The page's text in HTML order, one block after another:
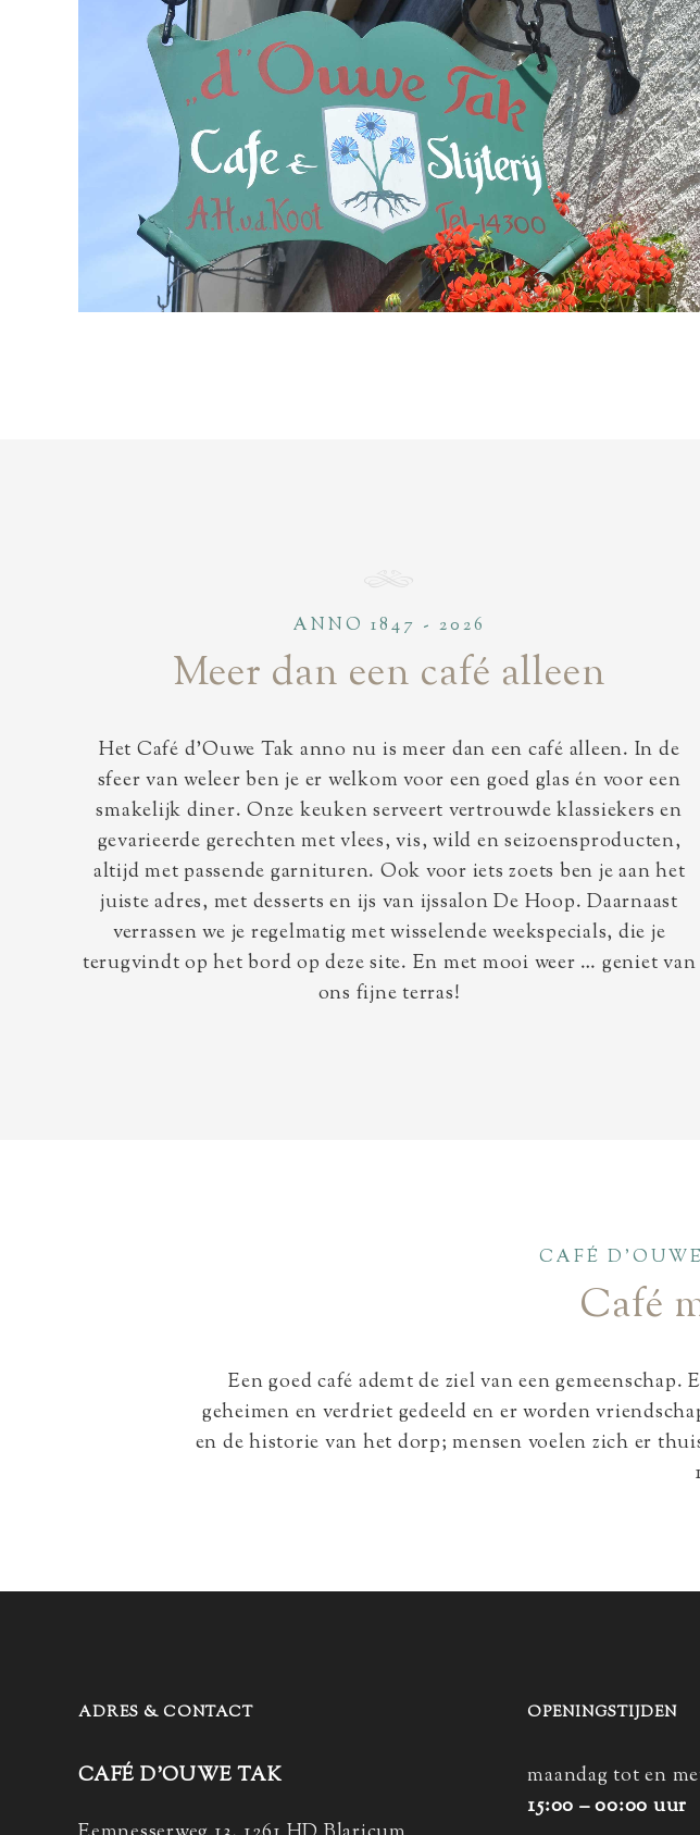
ANNO 1847 - 2026
Meer dan een café alleen
Het Café d’Ouwe Tak anno nu is meer dan een café alleen. In de
sfeer van weleer ben je er welkom voor een goed glas én voor een
smakelijk diner. Onze keuken serveert vertrouwde klassiekers en
gevarieerde gerechten met vlees, vis, wild en seizoensproducten,
altijd met passende garnituren. Ook voor iets zoets ben je aan het
juiste adres, met desserts en ijs van ijssalon De Hoop. Daarnaast
verrassen we je regelmatig met wisselende weekspecials, die je
terugvindt op het bord op deze site. En met mooi weer … geniet van
ons fijne terras!
CAFÉ
Café
Een goed café ademt de ziel van een
geheimen en verdriet gedeeld en er worden
en de historie van het dorp; mensen voelen zich er
ADRES & CONTACT
CAFÉ D’OUWE TAK
OPENINGSTIJDEN
maandag tot en
15:00 – 00:00 uur